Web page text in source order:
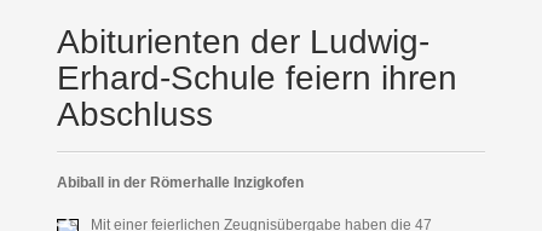
Abiturienten der Ludwig-
Erhard-Schule feiern ihren
Abschluss
Abiball in der Römerhalle Inzigkofen
Mit einer feierlichen Zeugnisübergabe haben die 47